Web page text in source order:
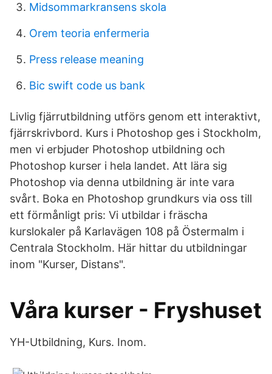
Midsommarkransens skola
Orem teoria enfermeria
Press release meaning
Bic swift code us bank
Livlig fjärrutbildning utförs genom ett interaktivt,
fjärrskrivbord. Kurs i Photoshop ges i Stockholm,
men vi erbjuder Photoshop utbildning och
Photoshop kurser i hela landet. Att lära sig
Photoshop via denna utbildning är inte vara
svårt. Boka en Photoshop grundkurs via oss till
ett förmånligt pris: Vi utbildar i fräscha
kurslokaler på Karlavägen 108 på Östermalm i
Centrala Stockholm. Här hittar du utbildningar
inom "Kurser, Distans".
Våra kurser - Fryshuset
YH-Utbildning, Kurs. Inom.